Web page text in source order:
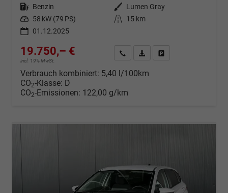
Kraftstoff Benzin Außenfarbe
Lumen Gray
Leistung 58 kW (79 PS) Kilometerstand
15 km
01.12.2025
19.750,– €
incl. 19% MwSt.
Wir rufen Sie anFahrzeugexposé (PDF)
Verbrauch kombiniert: 5,40 l/100km
CO2-Klasse: D
CO2-Emissionen: 122,00 g/km